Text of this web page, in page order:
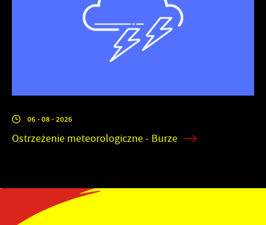
06 - 08 - 2026
Ostrzeżenie meteorologiczne - Burze